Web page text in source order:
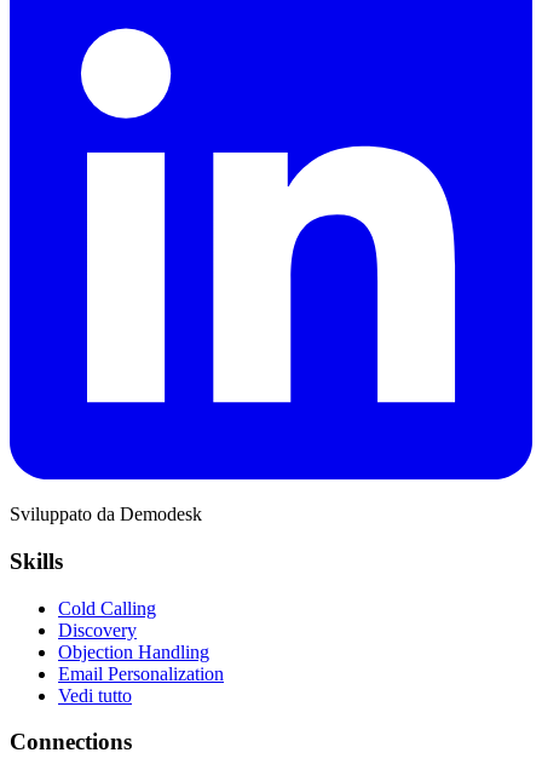
Sviluppato da Demodesk
Skills
Cold Calling
Discovery
Objection Handling
Email Personalization
Vedi tutto
Connections